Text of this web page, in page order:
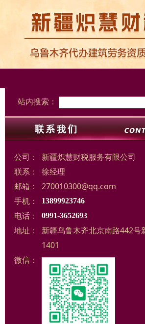
站内搜索：
公司：
新疆炽慧财税服务有限公司
联系：
徐经理
邮箱：
270010300@qq.com
手机：
13899923746
电话： 0991-3652693
地址：
新疆乌鲁木齐北京南路442号
1401
微信：